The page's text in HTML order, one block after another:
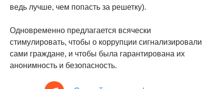
ведь лучше, чем попасть за решетку).
Одновременно предлагается всячески
стимулировать, чтобы о коррупции сигнализировали
сами граждане, и чтобы была гарантирована их
анонимность и безопасность.